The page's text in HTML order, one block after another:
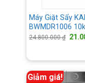
Máy Giặt Sấy
BWMDR1006
24.800.000₫ Giá
Giảm giá!